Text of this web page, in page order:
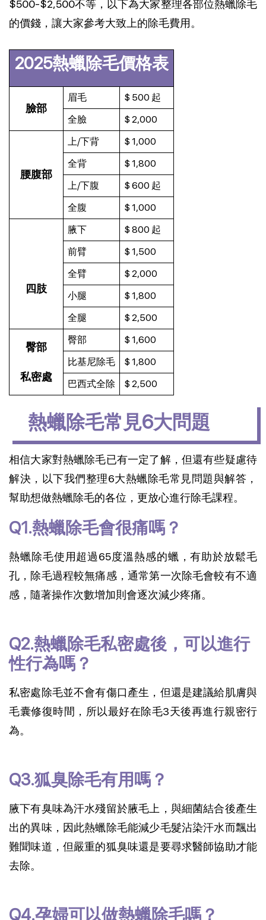
$500-$2,500不等，以下為大家整理各部位熱蠟除毛
的價錢，讓大家參考大致上的除毛費用。
2025熱蠟除毛價格表
臉部
眉毛
$ 500 起
全臉
$ 2,000
腰腹部
上/下背
$ 1,000
全背
$ 1,800
上/下腹
$ 600 起
全腹
$ 1,000
四肢
腋下
$ 800 起
前臂
$ 1,500
全臂
$ 2,000
小腿
$ 1,800
全腿
$ 2,500
臀部
私密處
臀部
$ 1,600
比基尼除毛
$ 1,800
巴西式全除
$ 2,500
熱蠟除毛常見6大問題
相信大家對熱蠟除毛已有一定了解，但還有些疑慮待
解決，以下我們整理6大熱蠟除毛常見問題與解答，
幫助想做熱蠟除毛的各位，更放心進行除毛課程。
Q1.熱蠟除毛會很痛嗎？
熱蠟除毛使用超過65度溫熱感的蠟，有助於放鬆毛
孔，除毛過程較無痛感，通常第一次除毛會較有不適
感，隨著操作次數增加則會逐次減少疼痛。
Q2.熱蠟除毛私密處後，可以進行
性行為嗎？
私密處除毛並不會有傷口產生，但還是建議給肌膚與
毛囊修復時間，所以最好在除毛3天後再進行親密行
為。
Q3.狐臭除毛有用嗎？
腋下有臭味為汗水殘留於腋毛上，與細菌結合後產生
出的異味，因此熱蠟除毛能減少毛髮沾染汗水而飄出
難聞味道，但嚴重的狐臭味還是要尋求醫師協助才能
去除。
Q4.孕婦可以做熱蠟除毛嗎？